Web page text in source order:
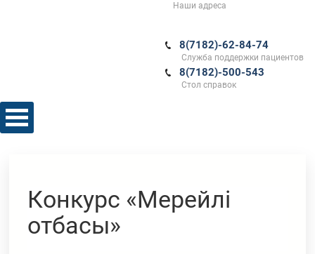
Наши адреса
8(7182)-62-84-74
Служба поддержки пациентов
8(7182)-500-543
Стол справок
Конкурс «Мерейлі
отбасы»